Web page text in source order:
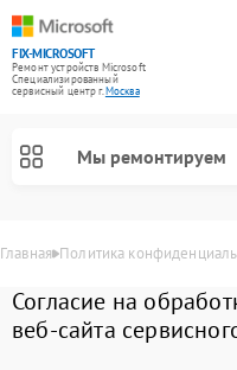
FIX-MICROSOFT
Ремонт устройств Microsoft
Специализированный
cервисный центр г.Москва
Мы ремонтируем
Главная Политика
Согласие на
веб-сайта